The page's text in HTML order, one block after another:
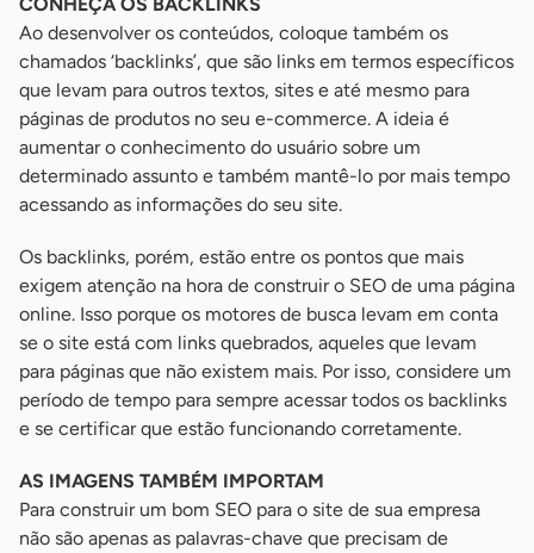
Ao desenvolver os conteúdos, coloque também os
chamados ‘backlinks’, que são links em termos específicos
que levam para outros textos, sites e até mesmo para
páginas de produtos no seu e-commerce. A ideia é
aumentar o conhecimento do usuário sobre um
determinado assunto e também mantê-lo por mais tempo
acessando as informações do seu site.
Os backlinks, porém, estão entre os pontos que mais
exigem atenção na hora de construir o SEO de uma página
online. Isso porque os motores de busca levam em conta
se o site está com links quebrados, aqueles que levam
para páginas que não existem mais. Por isso, considere um
período de tempo para sempre acessar todos os backlinks
e se certificar que estão funcionando corretamente.
AS IMAGENS TAMBÉM IMPORTAM
Para construir um bom SEO para o site de sua empresa
não são apenas as palavras-chave que precisam de